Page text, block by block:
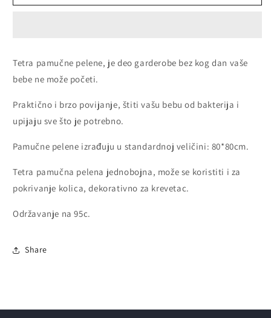
pamučna
pamučna
Tetra pamučne pelene, je deo garderobe bez kog dan vaše
bebe ne može početi.
Praktično i brzo povijanje, štiti vašu bebu od bakterija i
upijaju sve što je potrebno.
Pamučne pelene izrađuju u standardnoj veličini: 80*80cm.
Tetra pamučna pelena jednobojna, može se koristiti i za
pokrivanje kolica, dekorativno za krevetac.
Održavanje na 95c.
Share